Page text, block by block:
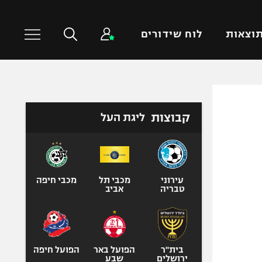
תוצאות לוח שידורים
טניס
כדורעף
ספורט אולימפי
קבוצות ליגת העל
עירוני
טבריה
מכבי תל
אביב
מכבי חיפה
בית"ר
ירושלים
הפועל באר
שבע
הפועל חיפה